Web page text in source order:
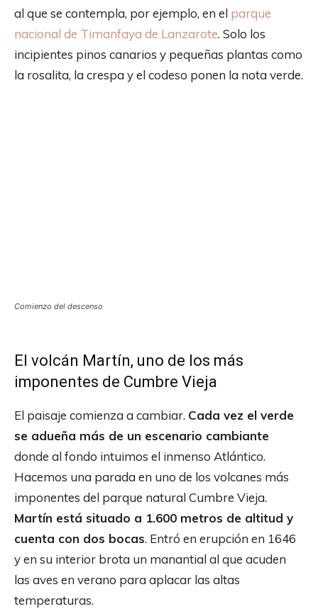
al que se contempla, por ejemplo, en el parque
nacional de Timanfaya de Lanzarote. Solo los
incipientes pinos canarios y pequeñas plantas como
la rosalita, la crespa y el codeso ponen la nota verde.
Comienzo del descenso
El volcán Martín, uno de los más
imponentes de Cumbre Vieja
El paisaje comienza a cambiar. Cada vez el verde
se adueña más de un escenario cambiante
donde al fondo intuimos el inmenso Atlántico.
Hacemos una parada en uno de los volcanes más
imponentes del parque natural Cumbre Vieja.
Martín está situado a 1.600 metros de altitud y
cuenta con dos bocas. Entró en erupción en 1646
y en su interior brota un manantial al que acuden
las aves en verano para aplacar las altas
temperaturas.